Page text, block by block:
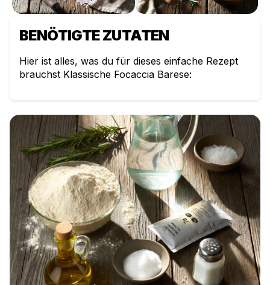
BENÖTIGTE ZUTATEN
Hier ist alles, was du für dieses einfache Rezept
brauchst Klassische Focaccia Barese: